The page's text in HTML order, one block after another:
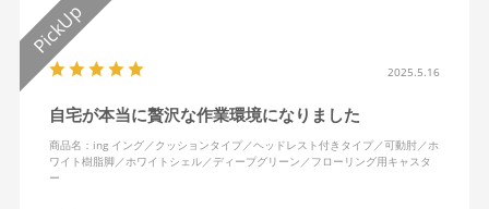
2025.5.16
自宅が本当に贅沢な作業環境になりました
商品名：ing イング／クッションタイプ／ヘッドレスト付きタイプ／可動肘／ホ
ワイト樹脂脚／ホワイトシェル／ディープグリーン／フローリング用キャスタ
ー